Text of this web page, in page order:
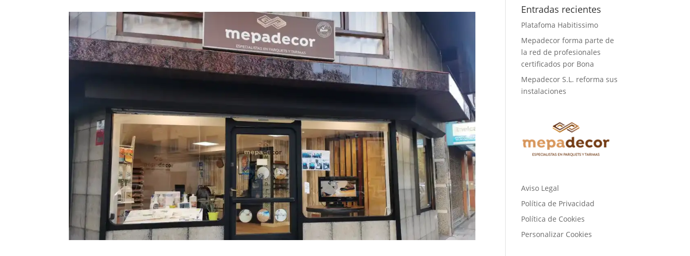
Entradas recientes
Platafoma Habitissimo
Mepadecor forma parte de
la red de profesionales
certificados por Bona
Mepadecor S.L. reforma sus
instalaciones
Aviso Legal
Política de Privacidad
Política de Cookies
Personalizar Cookies